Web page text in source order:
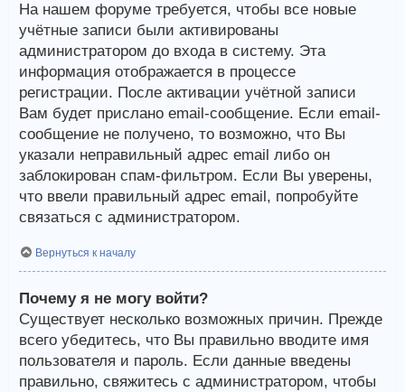
На нашем форуме требуется, чтобы все новые
учётные записи были активированы
администратором до входа в систему. Эта
информация отображается в процессе
регистрации. После активации учётной записи
Вам будет прислано email-сообщение. Если email-
сообщение не получено, то возможно, что Вы
указали неправильный адрес email либо он
заблокирован спам-фильтром. Если Вы уверены,
что ввели правильный адрес email, попробуйте
связаться с администратором.
Вернуться к началу
Почему я не могу войти?
Существует несколько возможных причин. Прежде
всего убедитесь, что Вы правильно вводите имя
пользователя и пароль. Если данные введены
правильно, свяжитесь с администратором, чтобы